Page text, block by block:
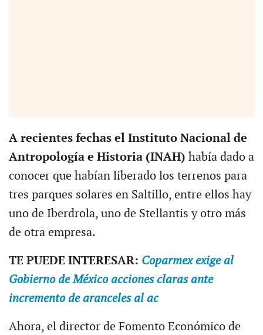
A recientes fechas el Instituto Nacional de
Antropología e Historia (INAH) había dado a
conocer que habían liberado los terrenos para
tres parques solares en Saltillo, entre ellos hay
uno de Iberdrola, uno de Stellantis y otro más
de otra empresa.
TE PUEDE INTERESAR: Coparmex exige al
Gobierno de México acciones claras ante
incremento de aranceles al ac
Ahora, el director de Fomento Económico de